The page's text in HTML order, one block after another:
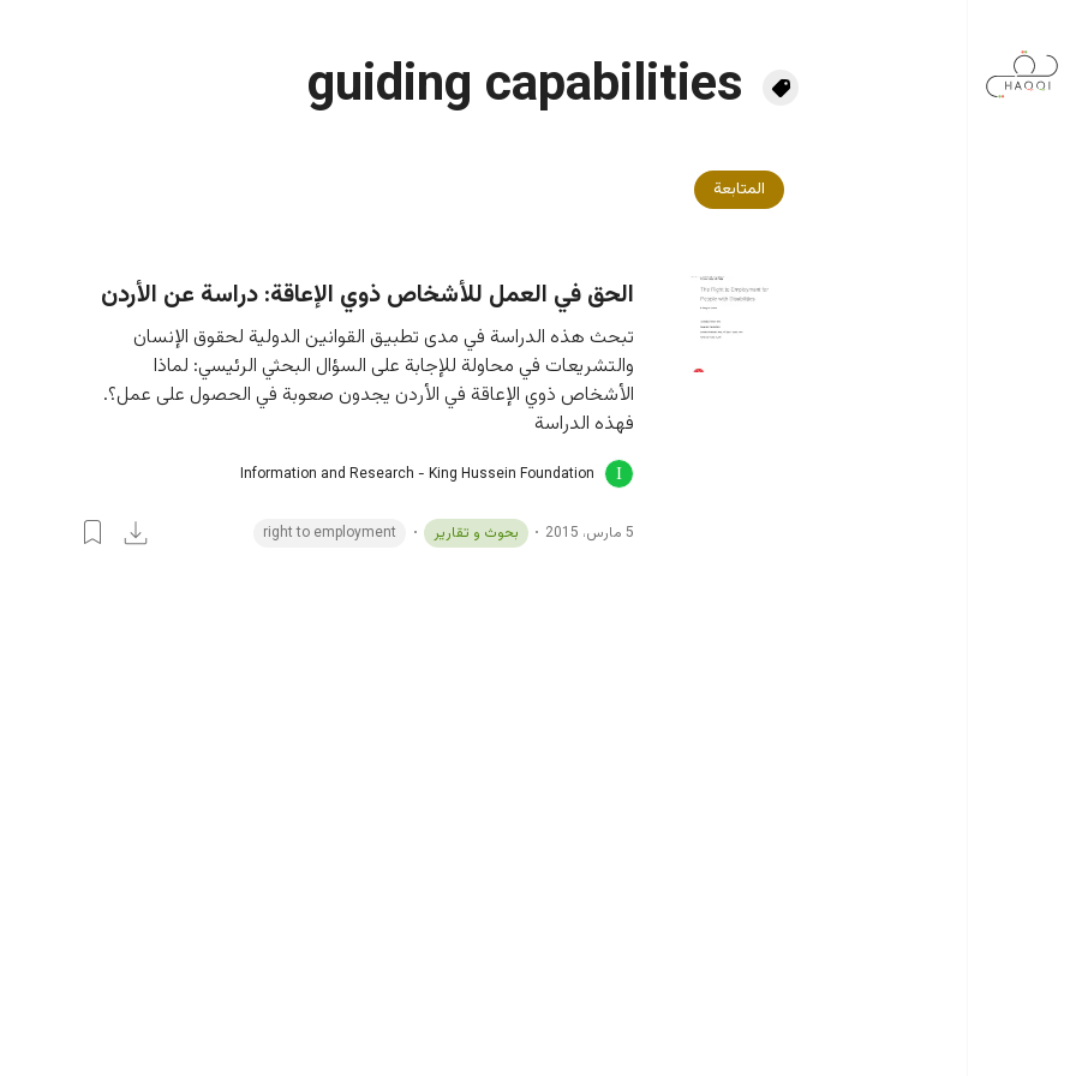
guiding capabilities
المتابعة
الحق في العمل للأشخاص ذوي الإعاقة: دراسة عن الأردن
تبحث هذه الدراسة في مدى تطبيق القوانين الدولية لحقوق الإنسان
والتشريعات في محاولة للإجابة على السؤال البحثي الرئيسي: لماذا
الأشخاص ذوي الإعاقة في الأردن يجدون صعوبة في الحصول على عمل؟.
فهذه الدراسة
Information and Research - King Hussein Foundation
5 مارس، 2015 بحوث و تقارير right to employment